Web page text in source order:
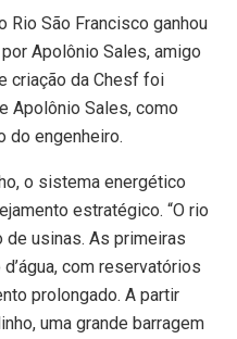
Rio São Francisco ganhou
Apolônio Sales, amigo
criação da Chesf foi
Apolônio Sales, como
do engenheiro.
o sistema energético
estratégico. “O rio
de usinas. As primeiras
com reservatórios
prolongado. A partir
uma grande barragem